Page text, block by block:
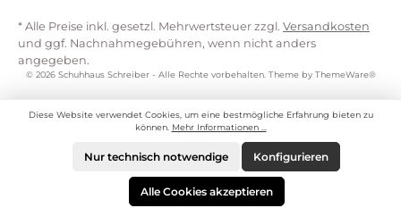
* Alle Preise inkl. gesetzl. Mehrwertsteuer zzgl. Versandkosten
und ggf. Nachnahmegebühren, wenn nicht anders
angegeben.
© 2026 Schuhhaus Schreiber - Alle Rechte vorbehalten. Theme by ThemeWare®
Diese Website verwendet Cookies, um eine bestmögliche Erfahrung bieten zu
können. Mehr Informationen ...
Nur technisch notwendige Konfigurieren
Alle Cookies akzeptieren